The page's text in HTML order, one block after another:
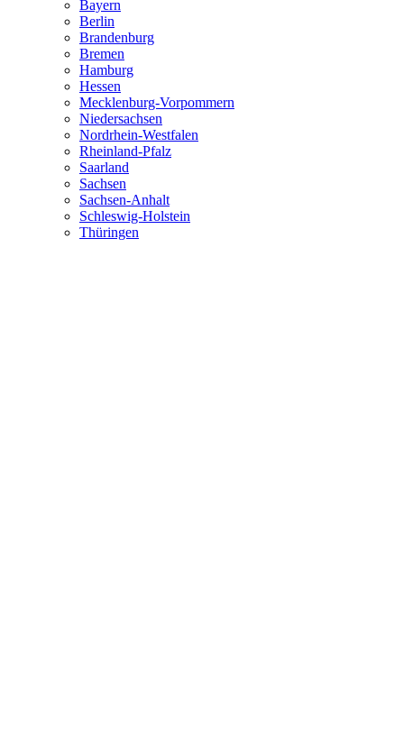
Bayern
Berlin
Brandenburg
Bremen
Hamburg
Hessen
Mecklenburg-Vorpommern
Niedersachsen
Nordrhein-Westfalen
Rheinland-Pfalz
Saarland
Sachsen
Sachsen-Anhalt
Schleswig-Holstein
Thüringen